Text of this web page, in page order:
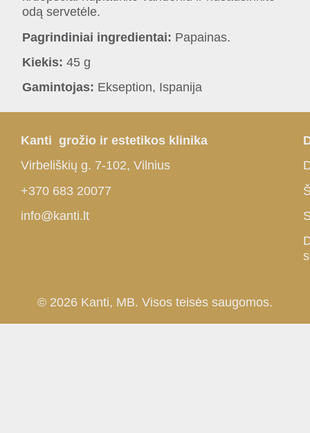
odą servetėle.
Pagrindiniai ingredientai: Papainas.
Kiekis: 45 g
Gamintojas: Ekseption, Ispanija
Kanti grožio ir estetikos klinika
Virbeliškių g. 7-102, Vilnius
+370 683 20077
info@kanti.lt
© 2026 Kanti, MB. Visos teisės saugomos.